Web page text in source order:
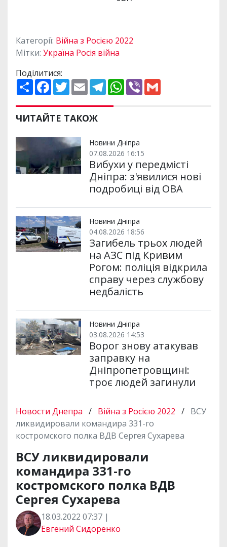
Категорії: Війна з Росією 2022
Мітки: Україна Росія війна
Поділитися:
П
о
ш
и
р
и
и
F
a
c
e
b
o
k
T
w
t
t
e
E
m
a
i
l
T
e
e
m
W
h
a
p
V
b
ЧИТАЙТЕ ТАКОЖ
Новини Дніпра
07.08.2026 16:15
Вибухи у передмісті
Дніпра: з'явилися нові
подробиці від ОВА
Новини Дніпра
04.08.2026 18:56
Загибель трьох людей
на АЗС під Кривим
Рогом: поліція відкрила
справу через службову
недбалість
Новини Дніпра
03.08.2026 14:53
Ворог знову атакував
заправку на
Дніпропетровщині:
троє людей загинули
Новости Днепра / Війна з Росією 2022 / ВСУ
ликвидировали командира 331-го
костромского полка ВДВ Сергея Сухарева
ВСУ ликвидировали
командира 331-го
костромского полка ВДВ
Сергея Сухарева
18.03.2022 07:37 |
Евгений Сидоренко